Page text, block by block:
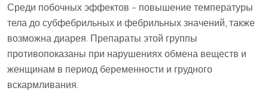
Среди побочных эффектов – повышение температуры
тела до субфебрильных и фебрильных значений, также
возможна диарея. Препараты этой группы
противопоказаны при нарушениях обмена веществ и
женщинам в период беременности и грудного
вскармливания.